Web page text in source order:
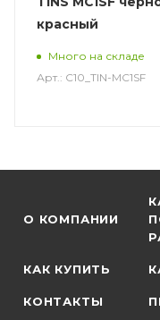
красный
Много на складе
Арт.: C10_TIN-MC1SF
О КОМПАНИИ
КАК КУПИТЬ
КОНТАКТЫ